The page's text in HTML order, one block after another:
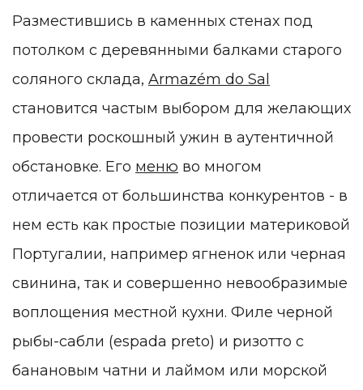
Разместившись в каменных стенах под
потолком с деревянными балками старого
соляного склада, Armazém do Sal
становится частым выбором для желающих
провести роскошный ужин в аутентичной
обстановке. Его меню во многом
отличается от большинства конкурентов - в
нем есть как простые позиции материковой
Португалии, например ягненок или черная
свинина, так и совершенно невообразимые
воплощения местной кухни. Филе черной
рыбы-сабли (espada preto) и ризотто с
банановым чатни и лаймом или морской